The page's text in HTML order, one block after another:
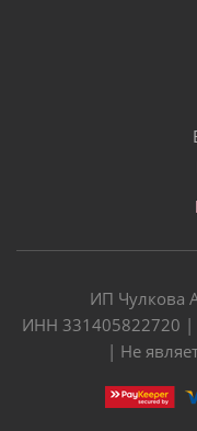
ИП Чулкова
ИНН 331405822720
| Не